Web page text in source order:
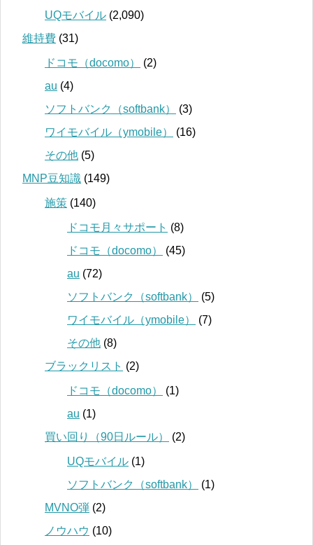
UQモバイル (2,090)
維持費 (31)
ドコモ（docomo）
(2)
au (4)
ソフトバンク（softbank）
(3)
ワイモバイル（ymobile）
(16)
その他 (5)
MNP豆知識 (149)
施策 (140)
ドコモ月々サポート (8)
ドコモ（docomo）
(45)
au (72)
ソフトバンク（softbank）
(5)
ワイモバイル（ymobile）
(7)
その他 (8)
ブラックリスト (2)
ドコモ（docomo）
(1)
au (1)
買い回り（90日ルール）
(2)
UQモバイル (1)
ソフトバンク（softbank）
(1)
MVNO弾 (2)
ノウハウ (10)